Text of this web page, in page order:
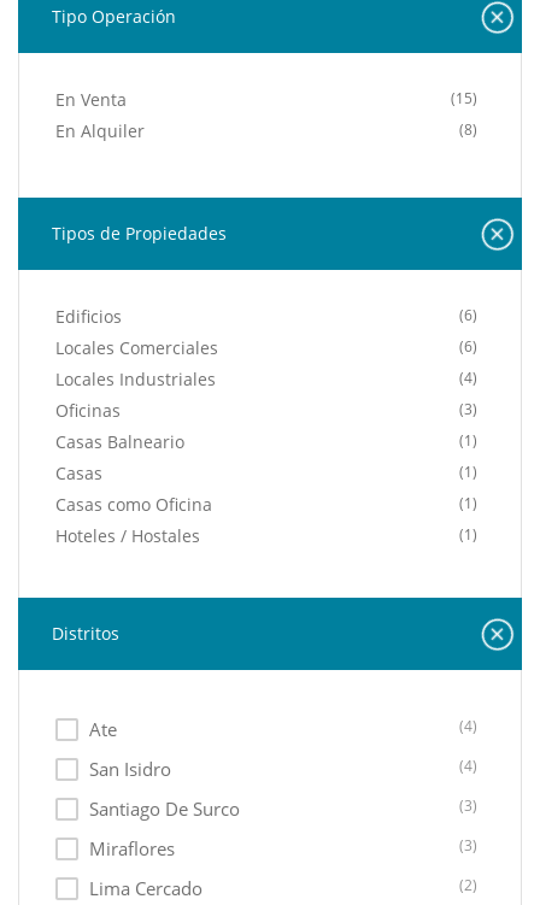
Tipo Operación
En Venta (15)
En Alquiler (8)
Tipos de Propiedades
Edificios (6)
Locales Comerciales (6)
Locales Industriales (4)
Oficinas (3)
Casas Balneario (1)
Casas (1)
Casas como Oficina (1)
Hoteles / Hostales (1)
Distritos
Ate (4)
San Isidro (4)
Santiago De Surco (3)
Miraflores (3)
Lima Cercado (2)